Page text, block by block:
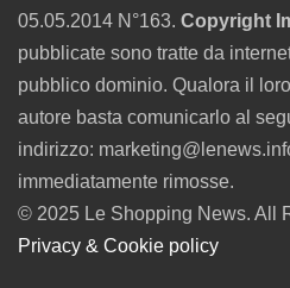
05.05.2014 N°163. Copyright
pubblicate sono tratte da
pubblico dominio. Qualora il
autore basta comunicarlo al
indirizzo:
immediatamente rimosse.
© 2025 Le Shopping News. All
Privacy & Cookie policy